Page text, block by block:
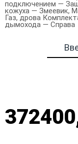
подключением —
кожуха — Змеевик,
Газ, дрова
дымохода — Справа